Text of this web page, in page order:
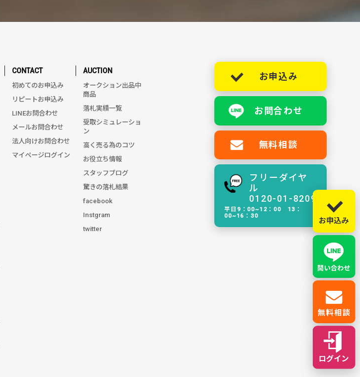
CONTACT
初めてのお申込み
リピートお申込み
LINEお問合わせ
メールお問合わせ
法人向けお問合わせ
マイページログイン
AUCTION
オークション出品中
商品
落札実績一覧
受取シミュレーショ
ン
高く売る為のコツ
お役立ち情報
スタッフブログ
驚きの落札結果
facebook
Instgram
twitter
お申込み
お問合わせ
無料相談
フリーダイヤ
ル
0120-01-8209
平日9：00~12：00 13：
00~16：30